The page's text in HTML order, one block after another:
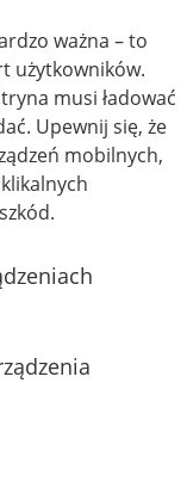
ważna – to
użytkowników.
musi ładować
Upewnij się, że
mobilnych,